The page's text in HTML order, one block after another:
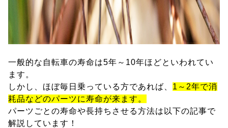
一般的な自転車の寿命は5年～10年ほどといわれてい
ます。
しかし、ほぼ毎日乗っている方であれば、 1～2年で消
耗品などのパーツに寿命が来ます。
パーツごとの寿命や長持ちさせる方法は以下の記事で
解説しています！